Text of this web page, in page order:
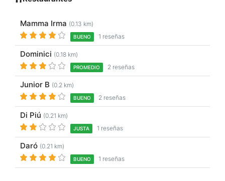
Mamma Irma (0.13 km)
BUENO 1 reseñas
Dominici (0.18 km)
PROMEDIO 2 reseñas
Junior B (0.2 km)
BUENO 2 reseñas
Di Piú (0.21 km)
JUSTA 1 reseñas
Daró (0.21 km)
BUENO 1 reseñas